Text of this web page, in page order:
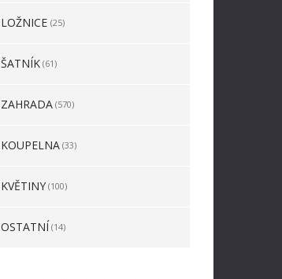
LOŽNICE (25)
ŠATNÍK (61)
ZAHRADA (570)
KOUPELNA (33)
KVĚTINY (100)
OSTATNÍ (14)